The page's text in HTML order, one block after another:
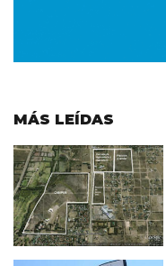
MÁS LEÍDAS
Imagen